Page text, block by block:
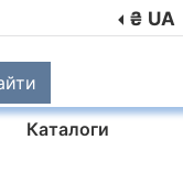
₴ UA
Каталоги